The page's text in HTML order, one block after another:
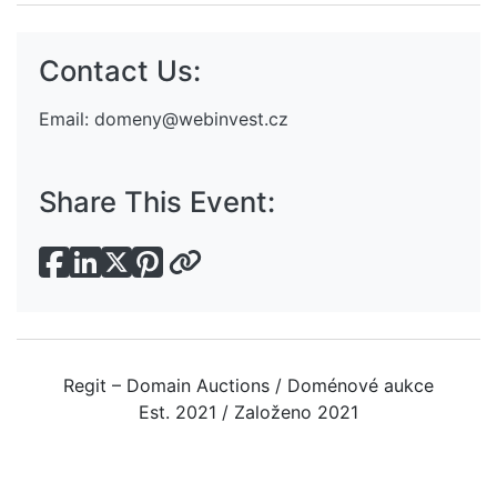
Contact Us:
Email: domeny@webinvest.cz
Share This Event:
Regit – Domain Auctions / Doménové aukce
Est. 2021 / Založeno 2021